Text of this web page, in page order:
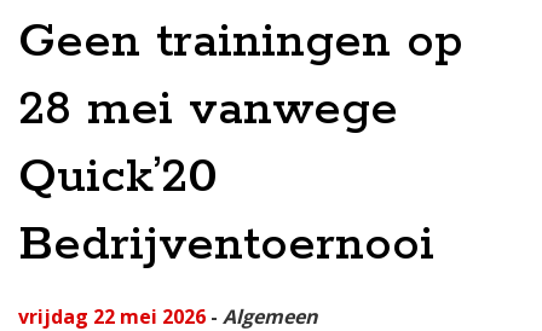
Geen trainingen op
28 mei vanwege
Quick’20
Bedrijventoernooi
vrijdag 22 mei 2026 - Algemeen